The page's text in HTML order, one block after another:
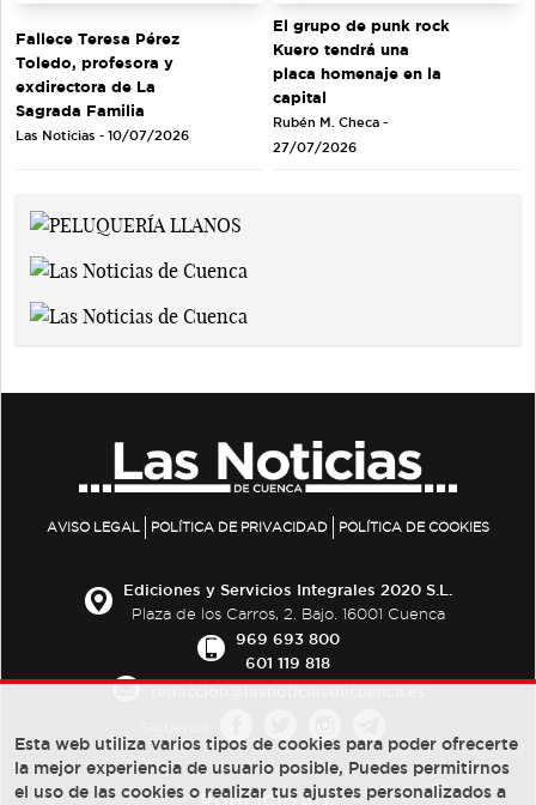
Fallece Teresa Pérez
Toledo, profesora y
exdirectora de La
Sagrada Familia
Las Noticias - 10/07/2026
El grupo de punk rock
Kuero tendrá una
placa homenaje en la
capital
Rubén M. Checa -
27/07/2026
AVISO LEGAL POLÍTICA DE PRIVACIDAD POLÍTICA DE COOKIES
Ediciones y Servicios Integrales 2020 S.L.
Plaza de los Carros, 2. Bajo. 16001 Cuenca
969 693 800
601 119 818
Esta web utiliza varios tipos de cookies para poder ofrecerte
la mejor experiencia de usuario posible, Puedes permitirnos
el uso de las cookies o realizar tus ajustes personalizados a